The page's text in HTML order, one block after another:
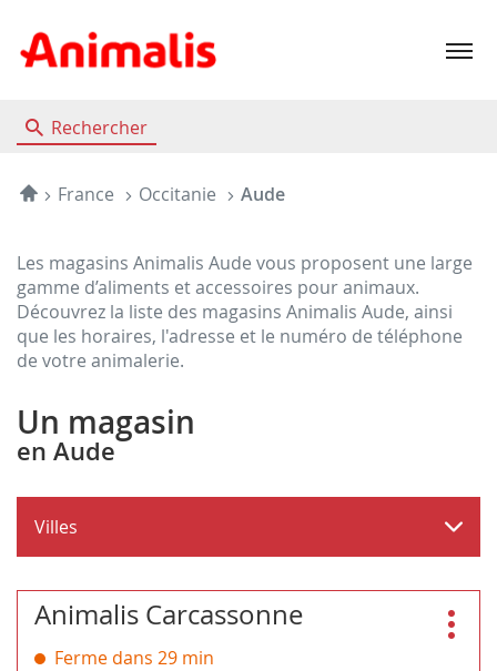
Menu
Rechercher
AccueilFrance Occitanie Aude
Les magasins Animalis Aude vous proposent une large
gamme d’aliments et accessoires pour animaux.
Découvrez la liste des magasins Animalis Aude, ainsi
que les horaires, l'adresse et le numéro de téléphone
de votre animalerie.
Un magasin
en Aude
Villes
Appuyer
sur
Magasin
Animalis Carcassonne
Ferme dans 29 min
Plus